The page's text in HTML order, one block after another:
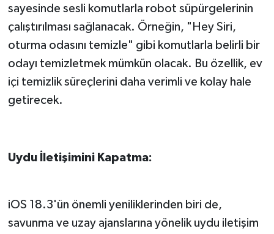
sayesinde sesli komutlarla robot süpürgelerinin
çalıştırılması sağlanacak. Örneğin, "Hey Siri,
oturma odasını temizle" gibi komutlarla belirli bir
odayı temizletmek mümkün olacak. Bu özellik, ev
içi temizlik süreçlerini daha verimli ve kolay hale
getirecek.
Uydu İletişimini Kapatma:
iOS 18.3'ün önemli yeniliklerinden biri de,
savunma ve uzay ajanslarına yönelik uydu iletişim